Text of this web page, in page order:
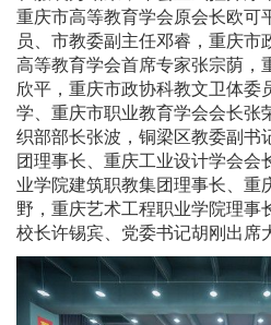
重庆市高等教育学会原会长欧可
员、市教委副主任邓睿，重庆市
高等教育学会首席专家张宗荫，
欣平，重庆市政协科教文卫体委
学、重庆市职业教育学会会长张
织部部长张波，铜梁区教委副书
团理事长、重庆工业设计学会会
业学院建筑职教集团理事长、重
野，重庆艺术工程职业学院理事
校长许锡宾、党委书记胡刚出席